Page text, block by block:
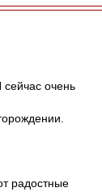
очень
радостные